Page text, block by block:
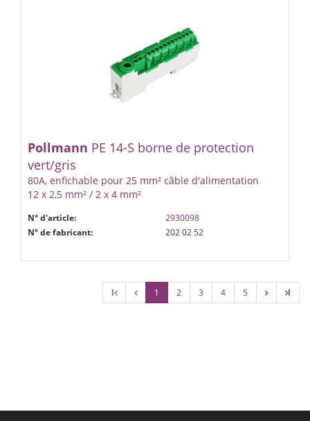
Pollmann PE 14-S borne de protection
vert/gris
80A, enfichable pour 25 mm² câble d'alimentation
12 x 2,5 mm² / 2 x 4 mm²
N° d'article:
2930098
N° de fabricant:
202 02 52
l 1 2 3 4 5 l